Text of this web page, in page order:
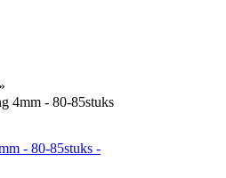
4mm - 80-85stuks